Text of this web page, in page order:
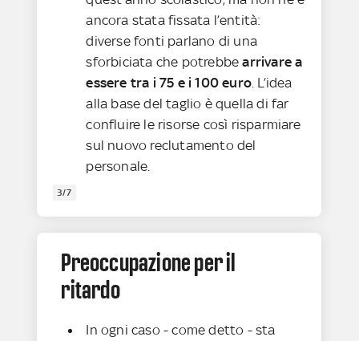
ancora stata fissata l’entità:
diverse fonti parlano di una
sforbiciata che potrebbe arrivare a
essere tra i 75 e i 100 euro . L’idea
alla base del taglio è quella di far
confluire le risorse così risparmiare
sul nuovo reclutamento del
personale.
3/7
Preoccupazione per il
ritardo
In ogni caso - come detto - sta